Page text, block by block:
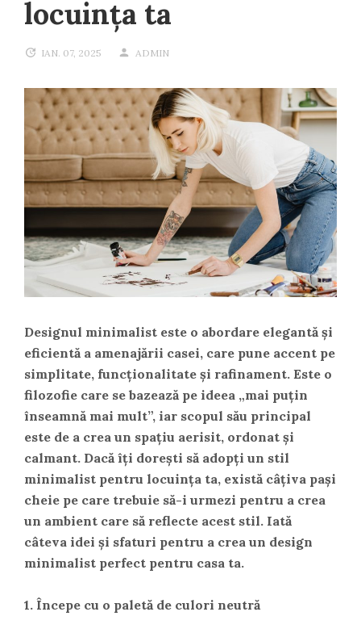
locuința ta
IAN. 07, 2025 ADMIN
Designul minimalist este o abordare elegantă și
eficientă a amenajării casei, care pune accent pe
simplitate, funcționalitate și rafinament. Este o
filozofie care se bazează pe ideea „mai puțin
înseamnă mai mult”, iar scopul său principal
este de a crea un spațiu aerisit, ordonat și
calmant. Dacă îți dorești să adopți un stil
minimalist pentru locuința ta, există câțiva pași
cheie pe care trebuie să-i urmezi pentru a crea
un ambient care să reflecte acest stil. Iată
câteva idei și sfaturi pentru a crea un design
minimalist perfect pentru casa ta.
1. Începe cu o paletă de culori neutră